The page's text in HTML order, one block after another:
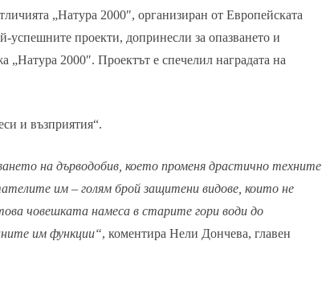
„Натура 2000″, организиран от Европейската
успешните проекти, допринесли за опазването и
„Натура 2000″. Проектът е спечелил наградата на
и възприятия“.
на дърводобив, което променя драстично техните
им – голям брой защитени видове, които не
човешката намеса в старите гори води до
им функции“, коментира Нели Дончева, главен